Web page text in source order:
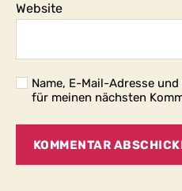
Website
Name, E-Mail-Adresse
für meinen nächsten